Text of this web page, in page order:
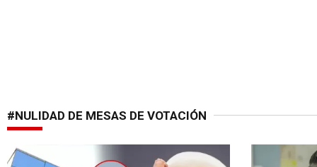
#NULIDAD DE MESAS DE VOTACIÓN
Segunda Vuelta 2026 En Lima y